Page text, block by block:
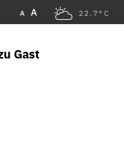
A A 22.7°C
Gast